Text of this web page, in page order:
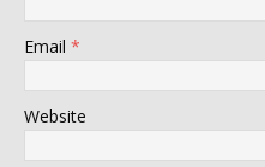
Email *
Website